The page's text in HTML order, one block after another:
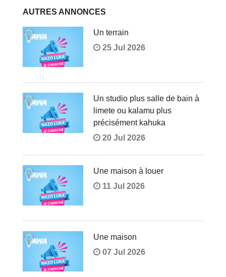
AUTRES ANNONCES
Un terrain
25 Jul 2026
Un studio plus salle de bain à
limete ou kalamu plus
précisément kahuka
20 Jul 2026
Une maison à louer
11 Jul 2026
Une maison
07 Jul 2026